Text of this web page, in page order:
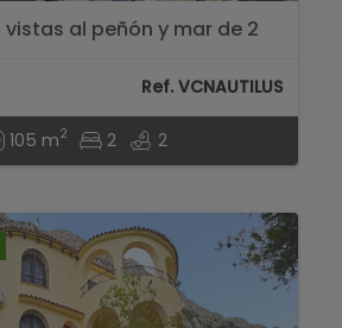
al peñón y mar de 2
Ref. VCNAUTILUS
105 m2 2 2